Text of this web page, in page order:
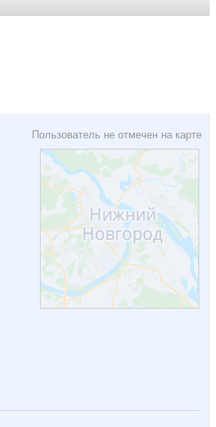
Пользователь не отмечен на карте